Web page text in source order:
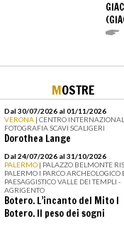
MOSTRE
Dal 30/07/2026 al 01/11/2026
VERONA | CENTRO
FOTOGRAFIA SCAVI SCALIGERI
Dorothea Lange
Dal 24/07/2026 al 31/10/2026
PALERMO | PALAZZO BELMONTE
PALERMO I PARCO ARCHEOLOGICO
PAESAGGISTICO VALLE DEI TEMPLI -
AGRIGENTO
Botero. L’incanto del Mito I
Botero. Il peso dei sogni